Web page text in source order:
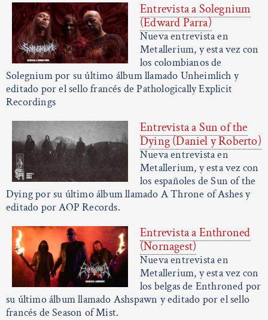
Entrevista a Solegnium
(Edward Parra)
Nueva entrevista en
Metallerium, y esta vez con
los colombianos de
Solegnium por su último álbum llamado Unheimlich y
editado por el sello francés de Pathologically Explicit
Recordings
Entrevista a Sun of the
Dying (Daniel y Roberto)
Nueva entrevista en
Metallerium, y esta vez con
los españoles de Sun of the
Dying por su último álbum llamado A Throne of Ashes y
editado por AOP Records.
Entrevista a Enthroned
(Nornagest)
Nueva entrevista en
Metallerium, y esta vez con
los belgas de Enthroned por
su último álbum llamado Ashspawn y editado por el sello
francés de Season of Mist.